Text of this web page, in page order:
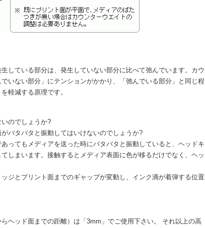
している部分は、発生していない部分に比べて弛んでいます。カウ
いない部分」にテンションがかかり、「弛んでいる部分」と同じ程
軽減する原理です。
のでしょうか?
バタバタと振動してはいけないのでしょうか?
ってもメディアを送った時にバタバタと振動していると、ヘッドキ
しまいます。接触するとメディア表面に色が移るだけでなく、ヘッ
ジとプリント面までのギャップが変動し、インク滴が着弾する位置
ヘッド面までの距離）は「3mm」でご使用下さい。 それ以上の高